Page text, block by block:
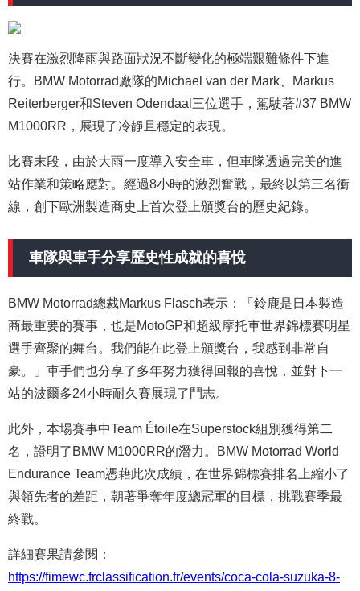
決賽在激烈降雨與路面狀況不斷變化的極端艱難條件下進
行。BMW Motorrad廠隊的Michael van der Mark、Markus
Reiterberger和Steven Odendaal三位選手，駕駛著#37 BMW
M1000RR，展現了冷靜且穩定的表現。
比賽末段，由於大雨一度導入安全車，但車隊透過完美的進
站作業和策略應對。經過8小時的激烈奮戰，最終以第三名衝
線，創下歐洲製造商史上首次登上頒獎台的歷史紀錄。
車隊與車手分享歷史性成就的喜悅
BMW Motorrad總裁Markus Flasch表示：「鈴鹿是日本製造
商最重要的賽事，也是MotoGP和超級摩托車世界錦標賽明星
選手齊聚的舞台。我們能在此登上頒獎台，我感到非常自
豪。」車手們也分享了多年努力獲得回報的喜悅，並對下一
站的波爾多24小時耐久賽展現了鬥志。
此外，本場賽事中Team Étoile在Superstock組別獲得第二
名，證明了BMW M1000RR的潛力。BMW Motorrad World
Endurance Team憑藉此次成績，在世界錦標賽排名上縮小了
與領先者的差距，朝著爭奪年度總冠軍的目標，挑戰賽季最
終戰。
詳細賽果請參閱：
https://fimewc.frclassification.fr/events/coca-cola-suzuka-8-